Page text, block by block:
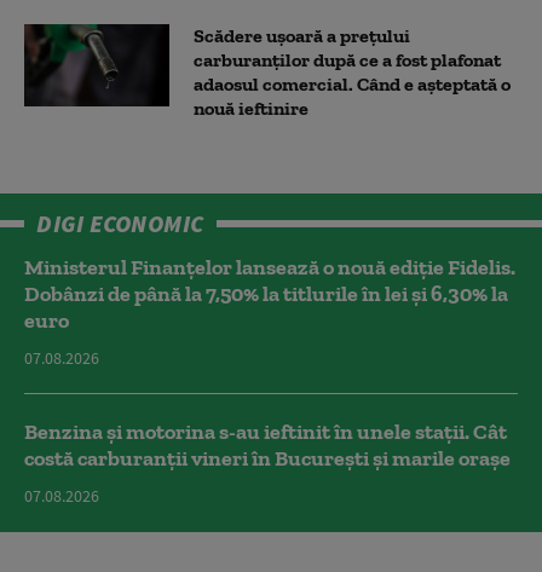
Scădere ușoară a prețului
carburanților după ce a fost plafonat
adaosul comercial. Când e așteptată o
nouă ieftinire
DIGI ECONOMIC
Ministerul Finanțelor lansează o nouă ediție Fidelis.
Dobânzi de până la 7,50% la titlurile în lei și 6,30% la
euro
07.08.2026
Benzina și motorina s-au ieftinit în unele stații. Cât
costă carburanții vineri în București și marile orașe
07.08.2026